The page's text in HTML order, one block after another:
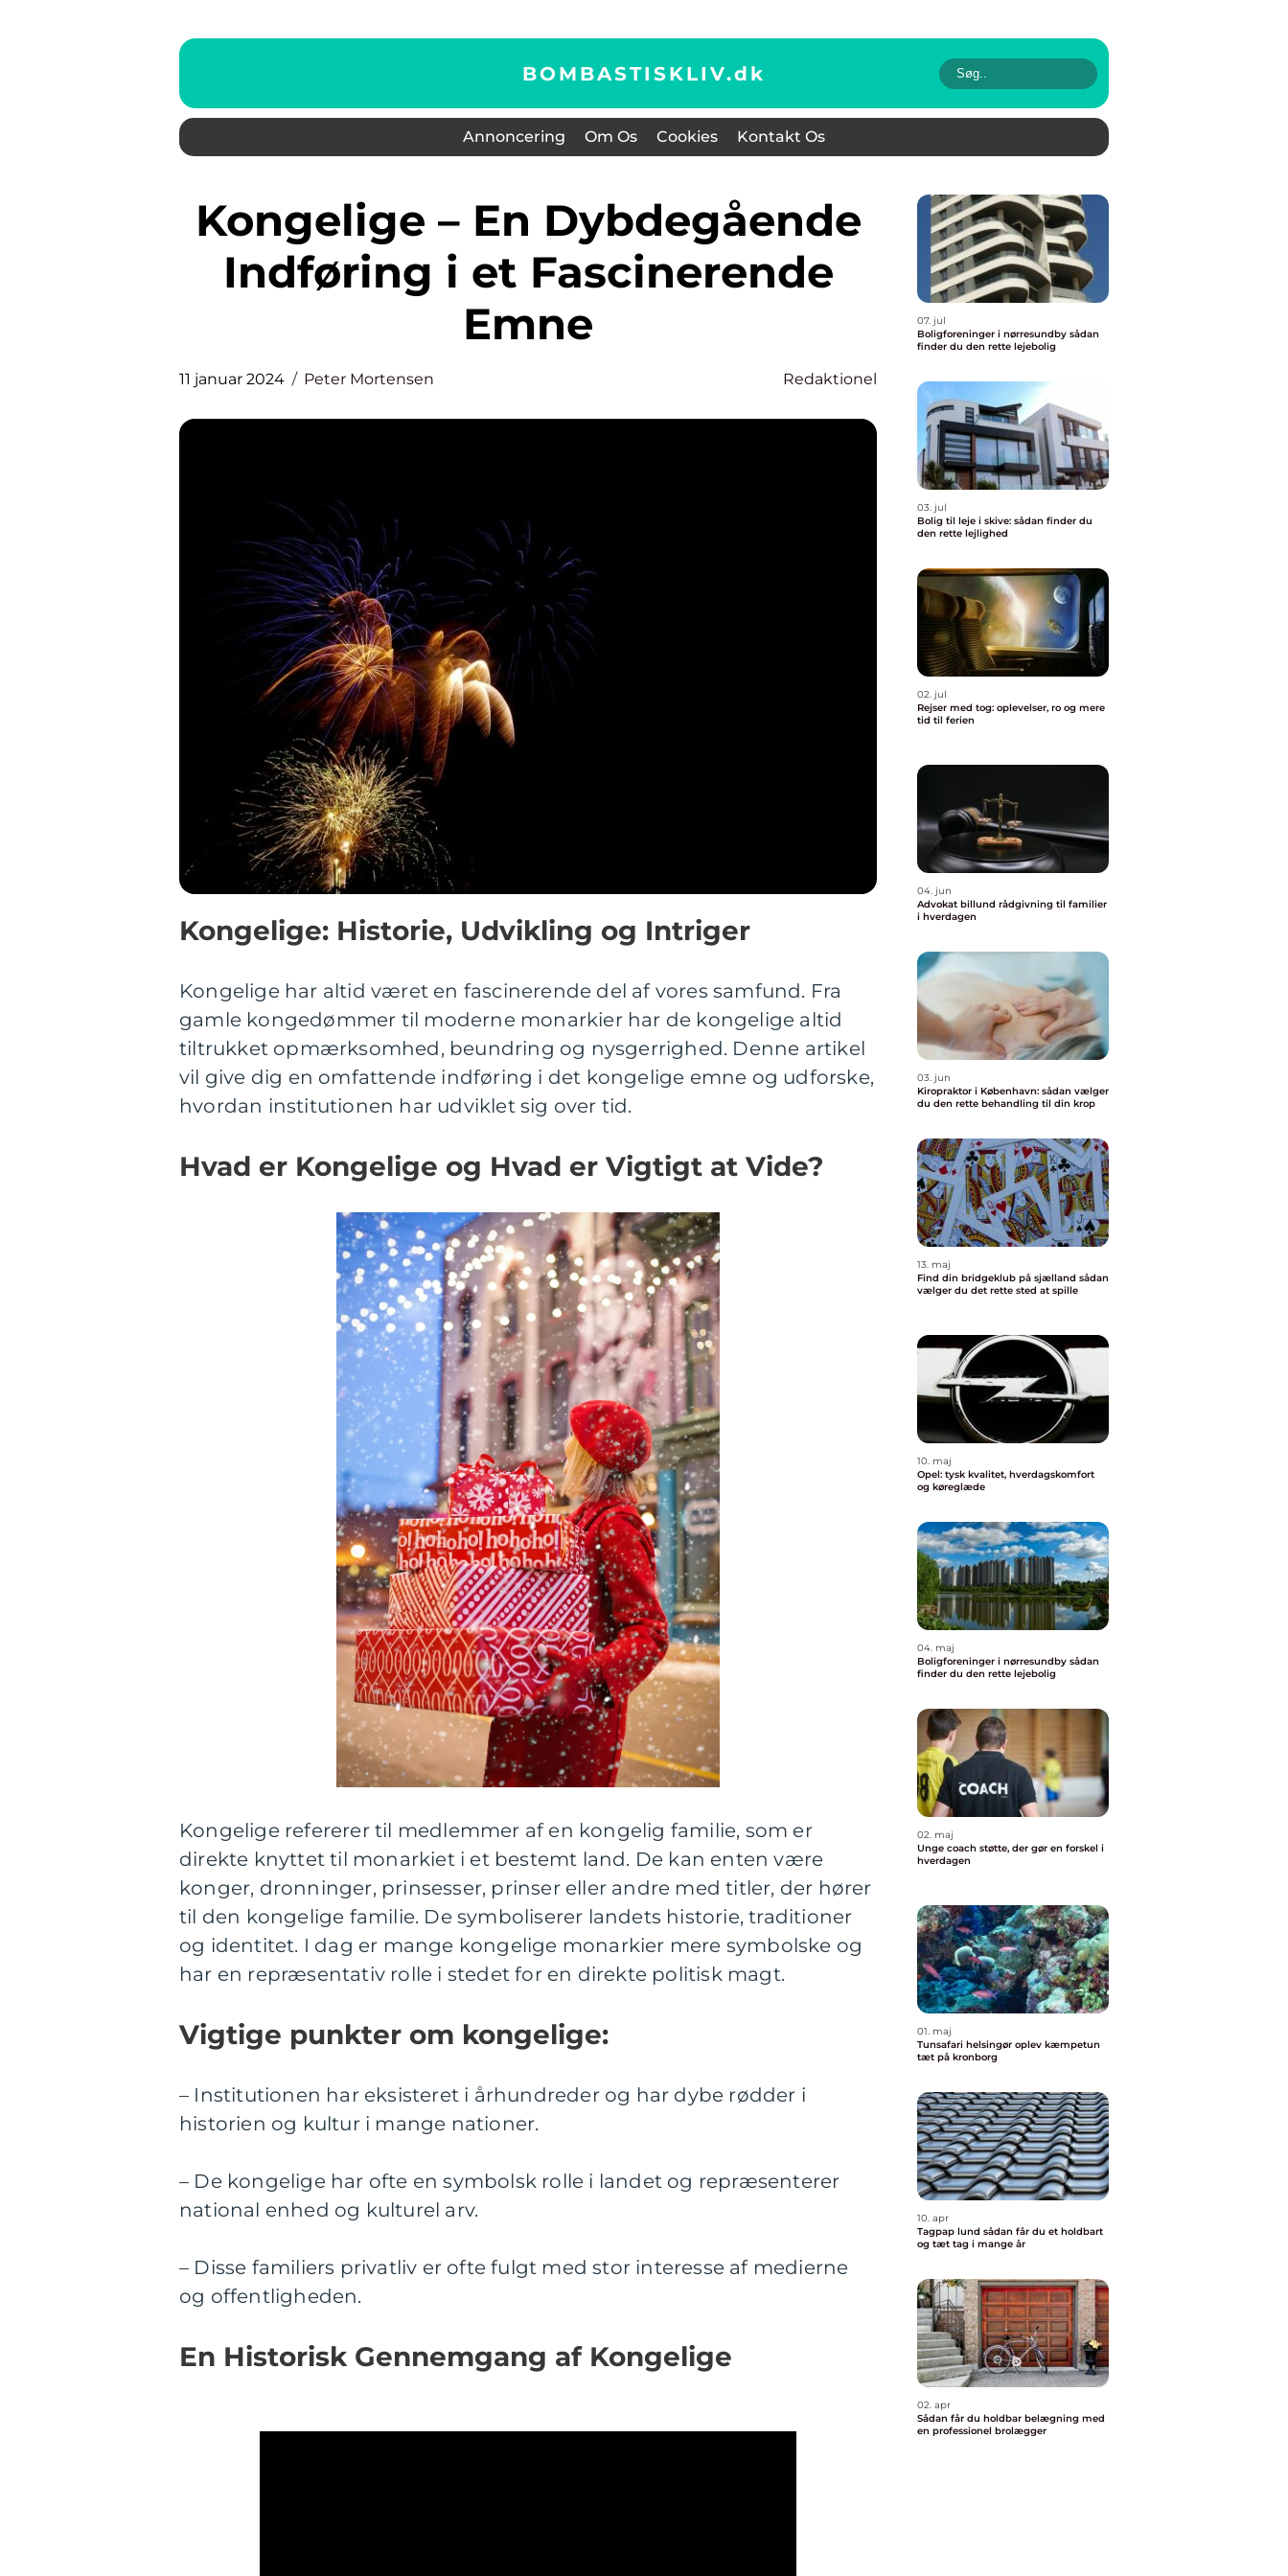
BOMBASTISKLIV.dk
Annoncering Om Os Cookies Kontakt Os
Kongelige – En Dybdegående
Indføring i et Fascinerende
Emne
11 januar 2024 Peter Mortensen Redaktionel
Kongelige: Historie, Udvikling og Intriger
Kongelige har altid været en fascinerende del af vores samfund. Fra
gamle kongedømmer til moderne monarkier har de kongelige altid
tiltrukket opmærksomhed, beundring og nysgerrighed. Denne artikel
vil give dig en omfattende indføring i det kongelige emne og udforske,
hvordan institutionen har udviklet sig over tid.
Hvad er Kongelige og Hvad er Vigtigt at Vide?
Kongelige refererer til medlemmer af en kongelig familie, som er
direkte knyttet til monarkiet i et bestemt land. De kan enten være
konger, dronninger, prinsesser, prinser eller andre med titler, der hører
til den kongelige familie. De symboliserer landets historie, traditioner
og identitet. I dag er mange kongelige monarkier mere symbolske og
har en repræsentativ rolle i stedet for en direkte politisk magt.
Vigtige punkter om kongelige:
– Institutionen har eksisteret i århundreder og har dybe rødder i
historien og kultur i mange nationer.
– De kongelige har ofte en symbolsk rolle i landet og repræsenterer
national enhed og kulturel arv.
– Disse familiers privatliv er ofte fulgt med stor interesse af medierne
og offentligheden.
En Historisk Gennemgang af Kongelige
07. jul
Boligforeninger i nørresundby sådan
finder du den rette lejebolig
03. jul
Bolig til leje i skive: sådan finder du
den rette lejlighed
02. jul
Rejser med tog: oplevelser, ro og mere
tid til ferien
04. jun
Advokat billund rådgivning til familier
i hverdagen
03. jun
Kiropraktor i København: sådan vælger
du den rette behandling til din krop
13. maj
Find din bridgeklub på sjælland sådan
vælger du det rette sted at spille
10. maj
Opel: tysk kvalitet, hverdagskomfort
og køreglæde
04. maj
Boligforeninger i nørresundby sådan
finder du den rette lejebolig
02. maj
Unge coach støtte, der gør en forskel i
hverdagen
01. maj
Tunsafari helsingør oplev kæmpetun
tæt på kronborg
10. apr
Tagpap lund sådan får du et holdbart
og tæt tag i mange år
02. apr
Sådan får du holdbar belægning med
en professionel brolægger